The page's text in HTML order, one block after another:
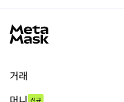
거래
신규